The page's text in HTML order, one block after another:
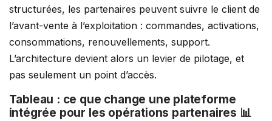
structurées, les partenaires peuvent suivre le client de
l’avant-vente à l’exploitation : commandes, activations,
consommations, renouvellements, support.
L’architecture devient alors un levier de pilotage, et
pas seulement un point d’accès.
Tableau : ce que change une plateforme
intégrée pour les opérations partenaires 📊